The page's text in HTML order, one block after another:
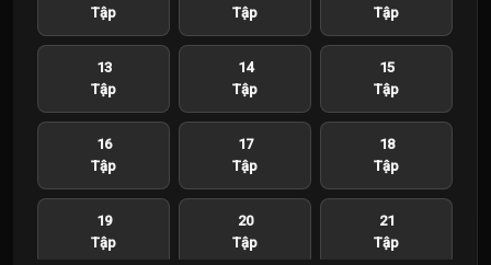
Tập
Tập
Tập
13
Tập
14
Tập
15
Tập
16
Tập
17
Tập
18
Tập
19
Tập
20
Tập
21
Tập